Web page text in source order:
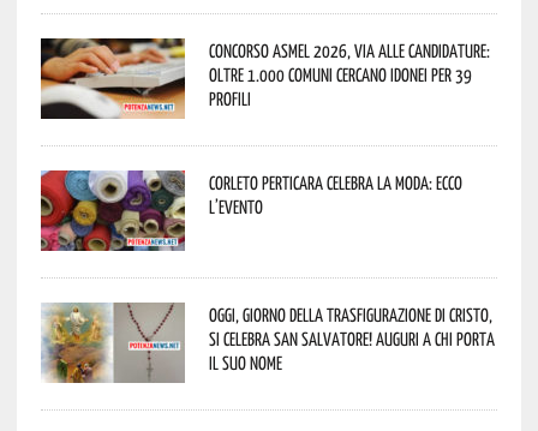
Concorso Asmel 2026, via alle candidature:
oltre 1.000 Comuni cercano idonei per 39
profili
Corleto Perticara celebra la moda: ecco
l’evento
Oggi, giorno della Trasfigurazione di Cristo,
si celebra San Salvatore! Auguri a chi porta
il suo nome